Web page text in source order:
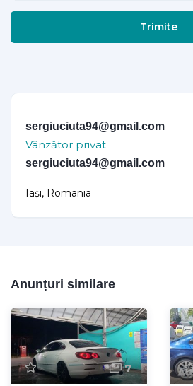
Trimite
sergiuciuta94@gmail.com
Vânzător privat
sergiuciuta94@gmail.com
Iași, Romania
Anunțuri similare
7